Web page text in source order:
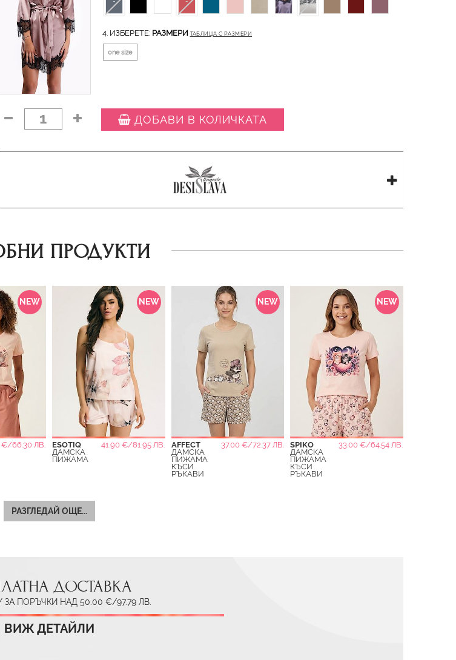
4. ИЗБЕРЕТЕ: РАЗМЕРИ ТАБЛИЦА С РАЗМЕРИ
one size
1 ДОБАВИ В КОЛИЧКАТА
ПРОДУКТИ
NEW
€/66.30 ЛВ.
NEW
ESOTIQ
41.90 €/81.95 ЛВ.
ДАМСКА
ПИЖАМА
NEW
AFFECT
37.00 €/72.37 ЛВ.
ДАМСКА
ПИЖАМА
КЪСИ
РЪКАВИ
NEW
SPIKO
33.00 €/64.54 ЛВ.
ДАМСКА
ПИЖАМА
КЪСИ
РЪКАВИ
РАЗГЛЕДАЙ ОЩЕ...
ДОСТАВКА
ЗА ПОРЪЧКИ НАД 50.00 €/97.79 ЛВ.
ВИЖ ДЕТАЙЛИ